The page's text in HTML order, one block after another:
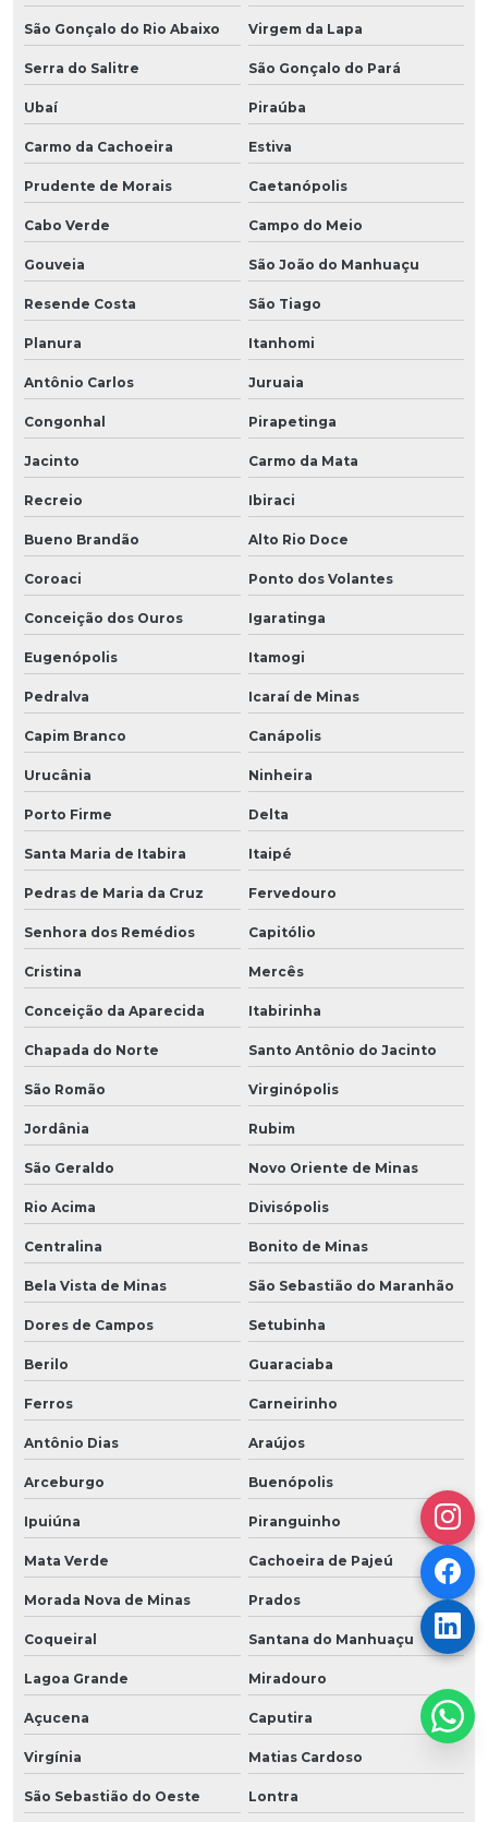
São Gonçalo do Rio Abaixo Virgem da Lapa
Serra do Salitre São Gonçalo do Pará
Ubaí Piraúba
Carmo da Cachoeira Estiva
Prudente de Morais Caetanópolis
Cabo Verde Campo do Meio
Gouveia São João do Manhuaçu
Resende Costa São Tiago
Planura Itanhomi
Antônio Carlos Juruaia
Congonhal Pirapetinga
Jacinto Carmo da Mata
Recreio Ibiraci
Bueno Brandão Alto Rio Doce
Coroaci Ponto dos Volantes
Conceição dos Ouros Igaratinga
Eugenópolis Itamogi
Pedralva Icaraí de Minas
Capim Branco Canápolis
Urucânia Ninheira
Porto Firme Delta
Santa Maria de Itabira Itaipé
Pedras de Maria da Cruz Fervedouro
Senhora dos Remédios Capitólio
Cristina Mercês
Conceição da Aparecida Itabirinha
Chapada do Norte Santo Antônio do Jacinto
São Romão Virginópolis
Jordânia Rubim
São Geraldo Novo Oriente de Minas
Rio Acima Divisópolis
Centralina Bonito de Minas
Bela Vista de Minas São Sebastião do Maranhão
Dores de Campos Setubinha
Berilo Guaraciaba
Ferros Carneirinho
Antônio Dias Araújos
Arceburgo Buenópolis
Ipuiúna Piranguinho
Mata Verde Cachoeira de Pajeú
Morada Nova de Minas Prados
Coqueiral Santana do Manhuaçu
Lagoa Grande Miradouro
Açucena Caputira
Virgínia Matias Cardoso
São Sebastião do Oeste Lontra